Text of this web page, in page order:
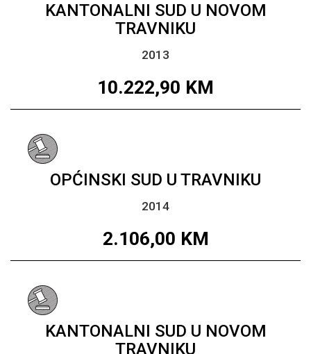
KANTONALNI SUD U NOVOM
TRAVNIKU
2013
10.222,90 KM
OPĆINSKI SUD U TRAVNIKU
2014
2.106,00 KM
KANTONALNI SUD U NOVOM
TRAVNIKU